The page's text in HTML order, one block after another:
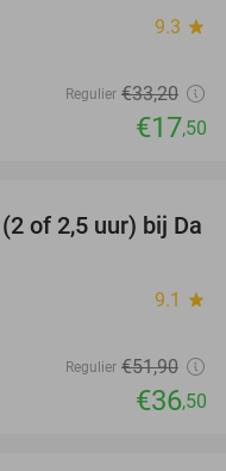
9.3 star
Regulier €33,20
€17,50
30%
of 2,5 uur) bij Da
9.1 star
Regulier €51,90
€36,50